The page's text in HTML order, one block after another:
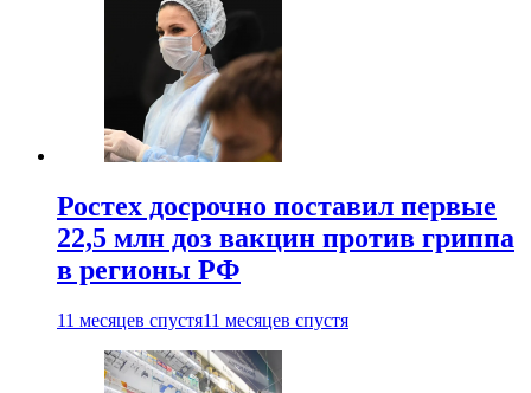
Ростех досрочно поставил первые
22,5 млн доз вакцин против гриппа
в регионы РФ
11 месяцев спустя11 месяцев спустя